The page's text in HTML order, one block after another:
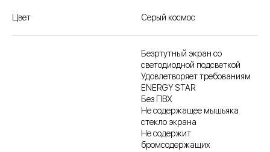
Цвет Серый космос
Безртутный экран со
светодиодной подсветкой
Удовлетворяет требованиям
ENERGY STAR
Без ПВХ
Не содержащее мышьяка
стекло экрана
Не содержит
бромсодержащих